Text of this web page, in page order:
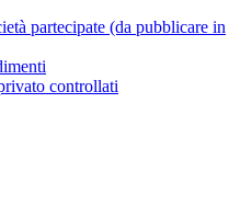
partecipate (da pubblicare in
controllati